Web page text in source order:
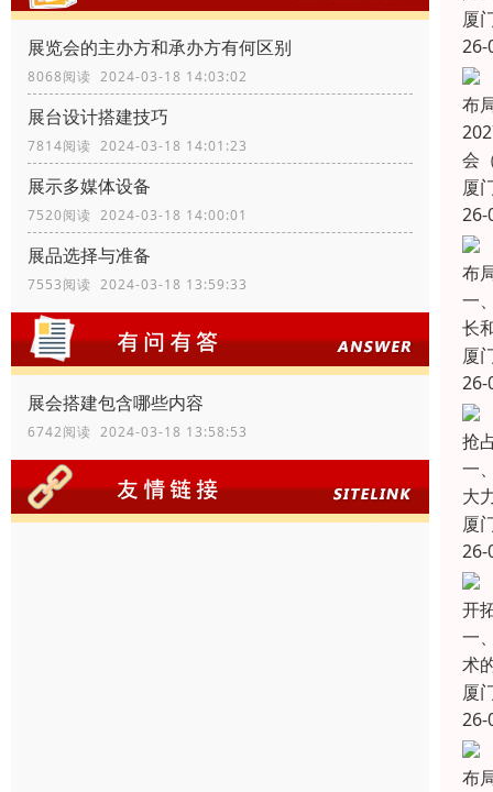
展览会的主办方和承办方有何区别
8068阅读 2024-03-18 14:03:02
展台设计搭建技巧
7814阅读 2024-03-18 14:01:23
展示多媒体设备
7520阅读 2024-03-18 14:00:01
展品选择与准备
7553阅读 2024-03-18 13:59:33
展会搭建包含哪些内容
6742阅读 2024-03-18 13:58:53
厦
26-
布
会
厦
26-
布
一
长
厦
26-
抢
一
大
厦
26-
开
一
术
厦
26-
布